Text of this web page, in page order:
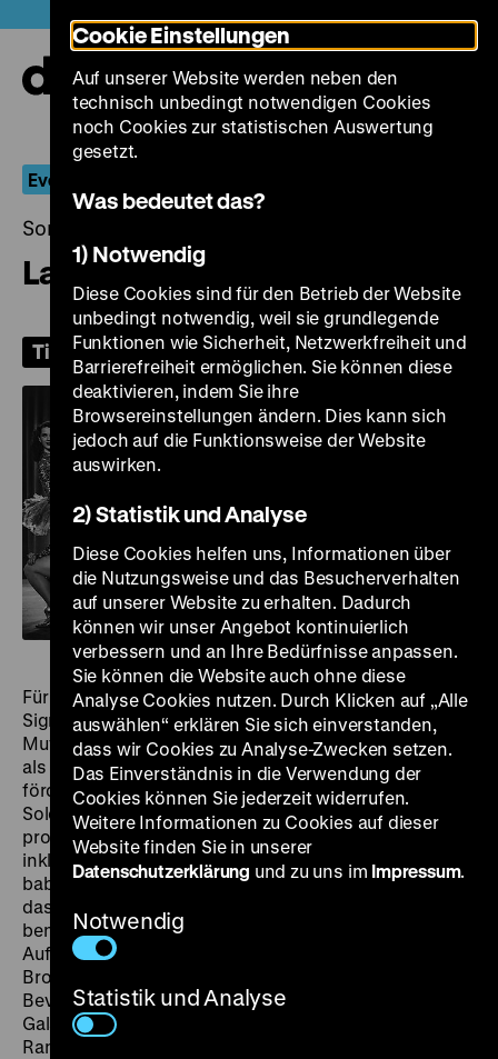
zum
Seiteninhalt
springen
Everyone Likes it Hot
Sonntag, 19. Juli 2026, 18.00 Uhr
Ladies of the Chorus
Tickets
Für ihre erste Hauptrolle färbt sich Monroe die Haare.
Signalblond spielt sie die Burlesktänzerin Peggy, deren
Mutter Mae (Adele Jenkins) ebenfalls als Chorus Girl,
als „Reihen-Tänzerin“ arbeitet. Um ihre Karriere zu
fördern, schustert Mae ihrer Tochter eines Tages eine
Solonummer zu, und Peggy präsentiert den
prototypischen, mit einer grotesken Choreografie
inklusive Babypuppen angereicherten Song „Every
baby needs a Da-da-daddy“. Peggys Erscheinung und
das von Monroe mit einem später nie wieder
benutzten Blues-Timbre interpretierte Lied erregen die
Aufmerksamkeit des Theaterbesuchers Randy (Rand
Brooks), der beginnt, ihr anonym Blumen zu schicken.
Bevor etwas läuft, möchte Peggy sich den anonymen
Galan allerdings genauer anschauen. Zudem stammt
Randy aus einer der reichsten Familien Clevelands.
Cookie Einstellungen
Auf unserer Website werden neben den
technisch unbedingt notwendigen Cookies
noch Cookies zur statistischen Auswertung
gesetzt.
Was bedeutet das?
1) Notwendig
Diese Cookies sind für den Betrieb der Website
unbedingt notwendig, weil sie grundlegende
Funktionen wie Sicherheit, Netzwerkfreiheit und
Barrierefreiheit ermöglichen. Sie können diese
deaktivieren, indem Sie ihre
Browsereinstellungen ändern. Dies kann sich
jedoch auf die Funktionsweise der Website
auswirken.
2) Statistik und Analyse
Diese Cookies helfen uns, Informationen über
die Nutzungsweise und das Besucherverhalten
auf unserer Website zu erhalten. Dadurch
können wir unser Angebot kontinuierlich
verbessern und an Ihre Bedürfnisse anpassen.
Sie können die Website auch ohne diese
Analyse Cookies nutzen. Durch Klicken auf „Alle
auswählen“ erklären Sie sich einverstanden,
dass wir Cookies zu Analyse-Zwecken setzen.
Das Einverständnis in die Verwendung der
Cookies können Sie jederzeit widerrufen.
Weitere Informationen zu Cookies auf dieser
Website finden Sie in unserer
Datenschutzerklärung und zu uns im Impressum.
Notwendig
Statistik und Analyse